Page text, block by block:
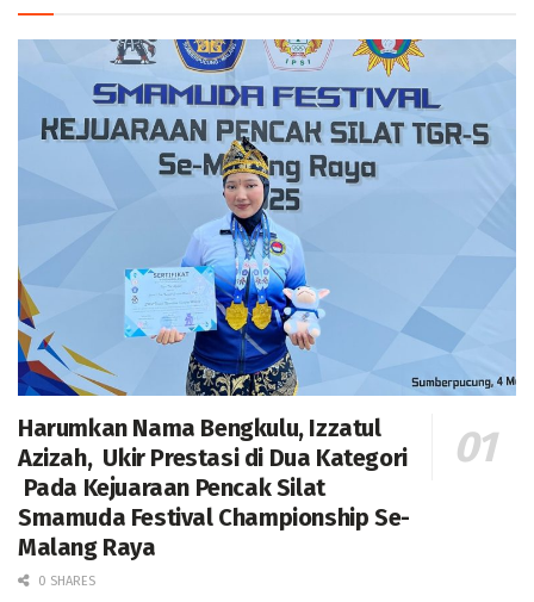
Harumkan Nama Bengkulu, Izzatul
Azizah, Ukir Prestasi di Dua Kategori
Pada Kejuaraan Pencak Silat
Smamuda Festival Championship Se-
Malang Raya
0 SHARES